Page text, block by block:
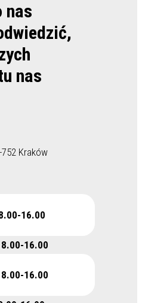
nas
nas
Kraków
16.00
8.00-16.00
8.00-16.00